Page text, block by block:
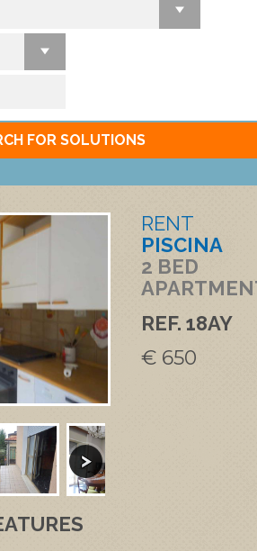
FOR SOLUTIONS
RENT
PISCINA
2 BED
REF. 18AY
€ 650